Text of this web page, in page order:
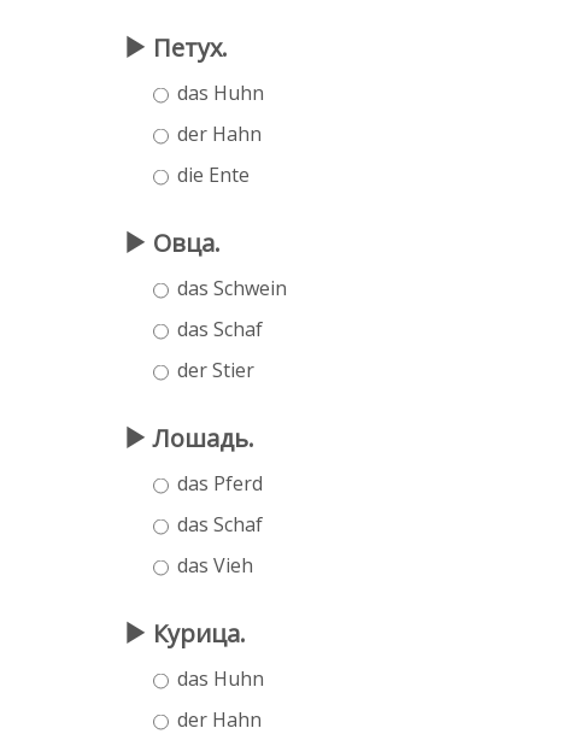
Петух.
das Huhn
der Hahn
die Ente
Овца.
das Schwein
das Schaf
der Stier
Лошадь.
das Pferd
das Schaf
das Vieh
Курица.
das Huhn
der Hahn